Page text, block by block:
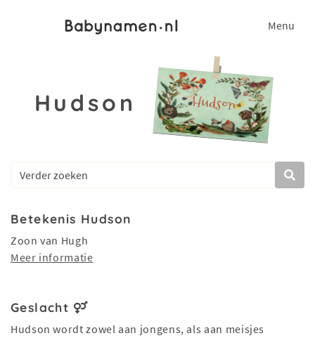
Menu
Hudson
Betekenis Hudson
Zoon van Hugh
Meer informatie
Geslacht
Hudson wordt zowel aan jongens, als aan meisjes